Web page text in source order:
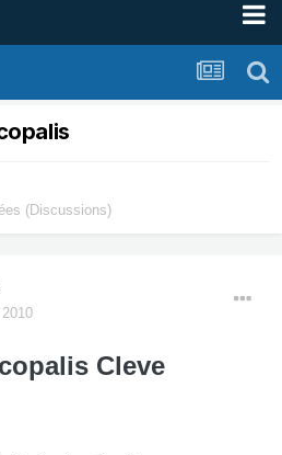
(Discussions)
Cleve